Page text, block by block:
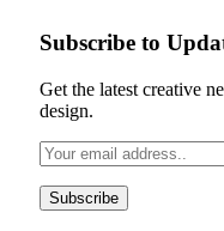
Subscribe to
Get the latest creative
design.